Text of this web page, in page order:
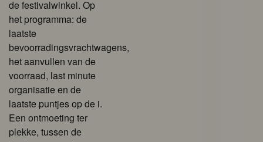
de festivalwinkel. Op
het programma: de
laatste
bevoorradingsvrachtwagens,
het aanvullen van de
voorraad, last minute
organisatie en de
laatste puntjes op de i.
Een ontmoeting ter
plekke, tussen de